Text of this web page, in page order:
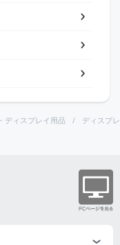
ディスプレイ用品 ディスプ